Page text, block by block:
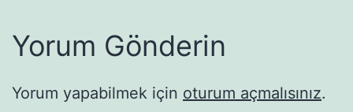
Yorum Gönderin
Yorum yapabilmek için oturum açmalısınız.